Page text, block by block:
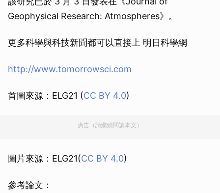
Geophysical Research: Atmospheres》。
更多科學與科技新聞都可以直接上 明日科學網
http://www.tomorrowsci.com
首圖來源：ELG21 (CC BY 4.0)
廣告（請繼續閱讀本文）
圖片來源：ELG21(CC BY 4.0)
參考論文：